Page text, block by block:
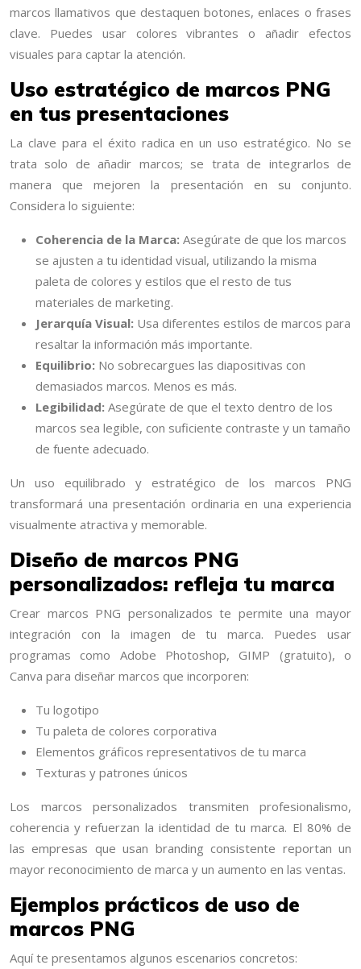
marcos llamativos que destaquen botones, enlaces o frases
clave. Puedes usar colores vibrantes o añadir efectos
visuales para captar la atención.
Uso estratégico de marcos PNG
en tus presentaciones
La clave para el éxito radica en un uso estratégico. No se
trata solo de añadir marcos; se trata de integrarlos de
manera que mejoren la presentación en su conjunto.
Considera lo siguiente:
Coherencia de la Marca: Asegúrate de que los marcos
se ajusten a tu identidad visual, utilizando la misma
paleta de colores y estilos que el resto de tus
materiales de marketing.
Jerarquía Visual: Usa diferentes estilos de marcos para
resaltar la información más importante.
Equilibrio: No sobrecargues las diapositivas con
demasiados marcos. Menos es más.
Legibilidad: Asegúrate de que el texto dentro de los
marcos sea legible, con suficiente contraste y un tamaño
de fuente adecuado.
Un uso equilibrado y estratégico de los marcos PNG
transformará una presentación ordinaria en una experiencia
visualmente atractiva y memorable.
Diseño de marcos PNG
personalizados: refleja tu marca
Crear marcos PNG personalizados te permite una mayor
integración con la imagen de tu marca. Puedes usar
programas como Adobe Photoshop, GIMP (gratuito), o
Canva para diseñar marcos que incorporen:
Tu logotipo
Tu paleta de colores corporativa
Elementos gráficos representativos de tu marca
Texturas y patrones únicos
Los marcos personalizados transmiten profesionalismo,
coherencia y refuerzan la identidad de tu marca. El 80% de
las empresas que usan branding consistente reportan un
mayor reconocimiento de marca y un aumento en las ventas.
Ejemplos prácticos de uso de
marcos PNG
Aquí te presentamos algunos escenarios concretos: